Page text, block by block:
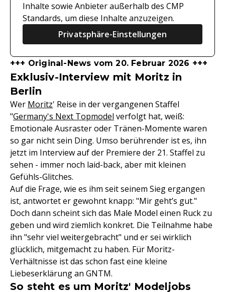
Inhalte sowie Anbieter außerhalb des CMP
Standards, um diese Inhalte anzuzeigen.
Privatsphäre-Einstellungen
+++ Original-News vom 20. Februar 2026 +++
Exklusiv-Interview mit Moritz in
Berlin
Wer Moritz' Reise in der vergangenen Staffel
"Germany's Next Topmodel verfolgt hat, weiß:
Emotionale Ausraster oder Tränen-Momente waren
so gar nicht sein Ding. Umso berührender ist es, ihn
jetzt im Interview auf der Premiere der 21. Staffel zu
sehen - immer noch laid-back, aber mit kleinen
Gefühls-Glitches.
Auf die Frage, wie es ihm seit seinem Sieg ergangen
ist, antwortet er gewohnt knapp: "Mir geht’s gut."
Doch dann scheint sich das Male Model einen Ruck zu
geben und wird ziemlich konkret. Die Teilnahme habe
ihn "sehr viel weitergebracht" und er sei wirklich
glücklich, mitgemacht zu haben. Für Moritz-
Verhältnisse ist das schon fast eine kleine
Liebeserklärung an GNTM.
So steht es um Moritz' Modeljobs